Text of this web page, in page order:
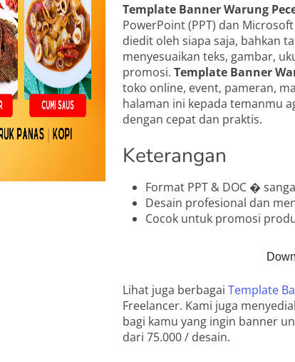
Template Banner Warung
PowerPoint (PPT) dan
diedit oleh siapa saja, bahkan
menyesuaikan teks, gambar,
promosi. Template Banner
toko online, event, pameran,
halaman ini kepada temanmu
dengan cepat dan praktis.
Keterangan
Format PPT & DOC �
Desain profesional dan
Cocok untuk promosi
Lihat juga berbagai Template
Freelancer. Kami juga
bagi kamu yang ingin banner
dari 75.000 / desain.